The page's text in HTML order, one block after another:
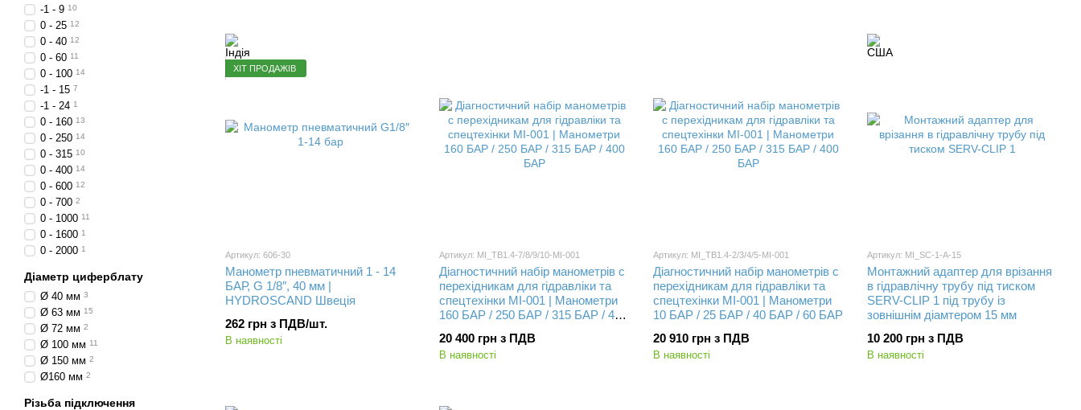
ХІТ ПРОДАЖІВ
Артикул: 606-30
Манометр пневматичний 1 - 14
БАР, G 1/8″, 40 мм |
HYDROSCAND Швеція
262 грн з ПДВ/шт.
В наявності
Артикул: MI_TB1.4-7/8/9/10-MI-001
Діагностичний набір манометрів с
перехідникам для гідравліки та
спецтехінки MI-001 | Манометри
160 БАР / 250 БАР / 315 БАР / 400
20 400 грн з ПДВ
В наявності
Артикул: MI_TB1.4-2/3/4/5-MI-001
Діагностичний набір манометрів с
перехідникам для гідравліки та
спецтехінки MI-001 | Манометри
10 БАР / 25 БАР / 40 БАР / 60 БАР
20 910 грн з ПДВ
В наявності
Артикул: MI_SC-1-A-15
Монтажний адаптер для врізання
в гідравлічну трубу під тиском
SERV-CLIP 1 під трубу із
зовнішнім діамтером 15 мм
10 200 грн з ПДВ
В наявності
-1 - 9 10
0 - 25 12
0 - 40 12
0 - 60 11
0 - 100 14
-1 - 15 7
-1 - 24 1
0 - 160 13
0 - 250 14
0 - 315 10
0 - 400 14
0 - 600 12
0 - 700 2
0 - 1000 11
0 - 1600 1
0 - 2000 1
Діаметр циферблату
Ø 40 мм 3
Ø 63 мм 15
Ø 72 мм 2
Ø 100 мм 11
Ø 150 мм 2
Ø160 мм 2
Різьба підключення